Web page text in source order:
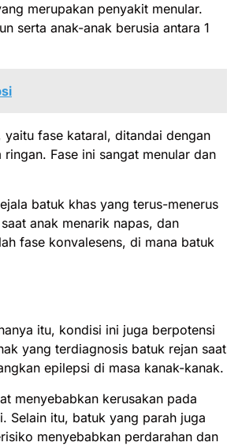
merupakan penyakit menular.
serta anak-anak berusia antara 1
fase kataral, ditandai dengan
Fase ini sangat menular dan
batuk khas yang terus-menerus
anak menarik napas, dan
fase konvalesens, di mana batuk
itu, kondisi ini juga berpotensi
yang terdiagnosis batuk rejan saat
epilepsi di masa kanak-kanak.
menyebabkan kerusakan pada
Selain itu, batuk yang parah juga
menyebabkan perdarahan dan